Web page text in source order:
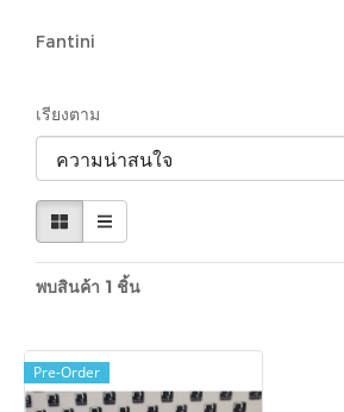
Fantini
เรียงตาม
พบสินค้า 1 ชิ้น
Pre-Order